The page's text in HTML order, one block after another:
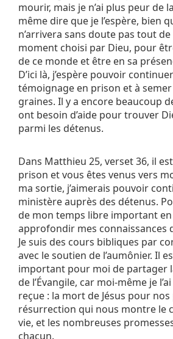
mourir, mais je n’ai plus peur de
même dire que je l’espère, bien
n’arrivera sans doute pas tout
moment choisi par Dieu, pour
de ce monde et être en sa
D’ici là, j’espère pouvoir
témoignage en prison et à semer
graines. Il y a encore beaucoup
ont besoin d’aide pour trouver
parmi les détenus.
Dans Matthieu 25, verset 36, il est
prison et vous êtes venus vers
ma sortie, j’aimerais pouvoir
ministère auprès des détenus.
de mon temps libre important
approfondir mes connaissances
Je suis des cours bibliques par
avec le soutien de l’aumônier. Il
important pour moi de partager
de l’Évangile, car moi-même je l’ai
reçue : la mort de Jésus pour nos
résurrection qui nous montre le
vie, et les nombreuses
chacun.